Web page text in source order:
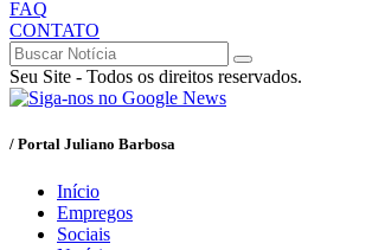
FAQ
CONTATO
Seu Site - Todos os direitos reservados.
/ Portal Juliano Barbosa
Início
Empregos
Sociais